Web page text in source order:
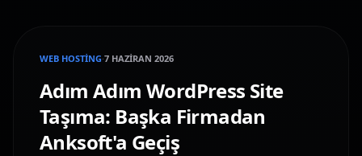
WEB HOSTING·7 HAZIRAN 2026
Adım Adım WordPress Site
Taşıma: Başka Firmadan
Anksoft'a Geçiş